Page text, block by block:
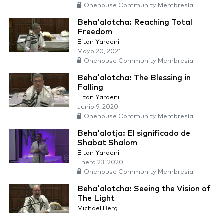
Onehouse Community Membresía
Beha'alotcha: Reaching Total
Freedom
Eitan Yardeni
Mayo 20, 2021
Onehouse Community Membresía
Beha'alotcha: The Blessing in
Falling
Eitan Yardeni
Junio 9, 2020
Onehouse Community Membresía
Beha'alotja: El significado de
Shabat Shalom
Eitan Yardeni
Enero 23, 2020
Onehouse Community Membresía
Beha'alotcha: Seeing the Vision of
The Light
Michael Berg